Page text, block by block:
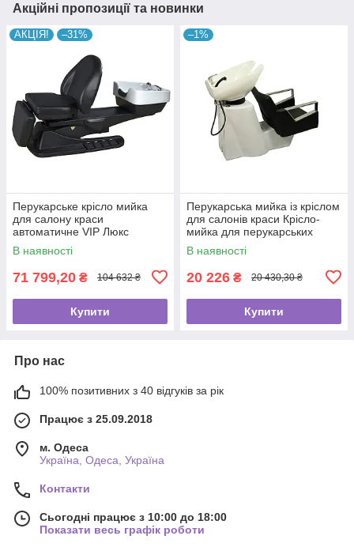
Акційні пропозиції та новинки
АКЦІЯ! –31%
Перукарське крісло мийка
для салону краси
автоматичне VIP Люкс
електрорегулювання крісла
s-6001
В наявності
71 799,20 ₴ 104 632 ₴
Купити
–1%
Перукарська мийка із кріслом
для салонів краси Крісло-
мийка для перукарських
салонів
В наявності
20 226 ₴ 20 430,30 ₴
Купити
Про нас
100% позитивних з 40 відгуків за рік
Працює з 25.09.2018
м. Одеса
Україна, Одеса, Україна
Контакти
Сьогодні працює з 10:00 до 18:00
Показати весь графік роботи